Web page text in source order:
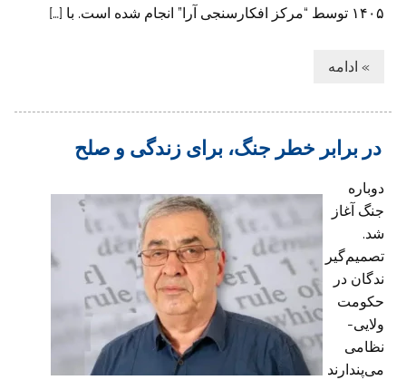
۱۴۰۵ توسط “مرکز افکارسنجی آرا” انجام شده است. با […]
» ادامه
در برابر خطر جنگ، برای زندگی و صلح
دوباره
جنگ آغاز
شد.
تصمیم‌گیر
ندگان در
حکومت
ولایی-
نظامی
می‌پندارند